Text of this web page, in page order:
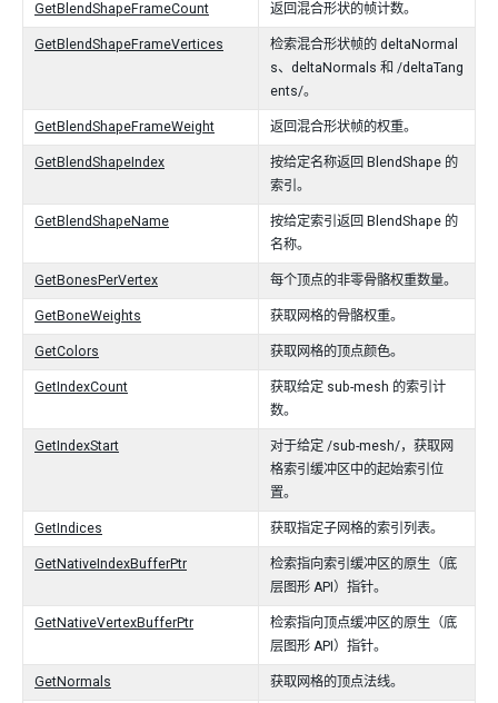
GetBlendShapeFrameCount 返回混合形状的帧计数。
GetBlendShapeFrameVertices
检索混合形状帧的 deltaNormal
s、deltaNormals 和 /deltaTang
ents/。
GetBlendShapeFrameWeight 返回混合形状帧的权重。
GetBlendShapeIndex
按给定名称返回 BlendShape 的
索引。
GetBlendShapeName
按给定索引返回 BlendShape 的
名称。
GetBonesPerVertex 每个顶点的非零骨骼权重数量。
GetBoneWeights 获取网格的骨骼权重。
GetColors 获取网格的顶点颜色。
GetIndexCount
获取给定 sub-mesh 的索引计
数。
GetIndexStart
对于给定 /sub-mesh/，获取网
格索引缓冲区中的起始索引位
置。
GetIndices 获取指定子网格的索引列表。
GetNativeIndexBufferPtr
检索指向索引缓冲区的原生（底
层图形 API）指针。
GetNativeVertexBufferPtr
检索指向顶点缓冲区的原生（底
层图形 API）指针。
GetNormals 获取网格的顶点法线。